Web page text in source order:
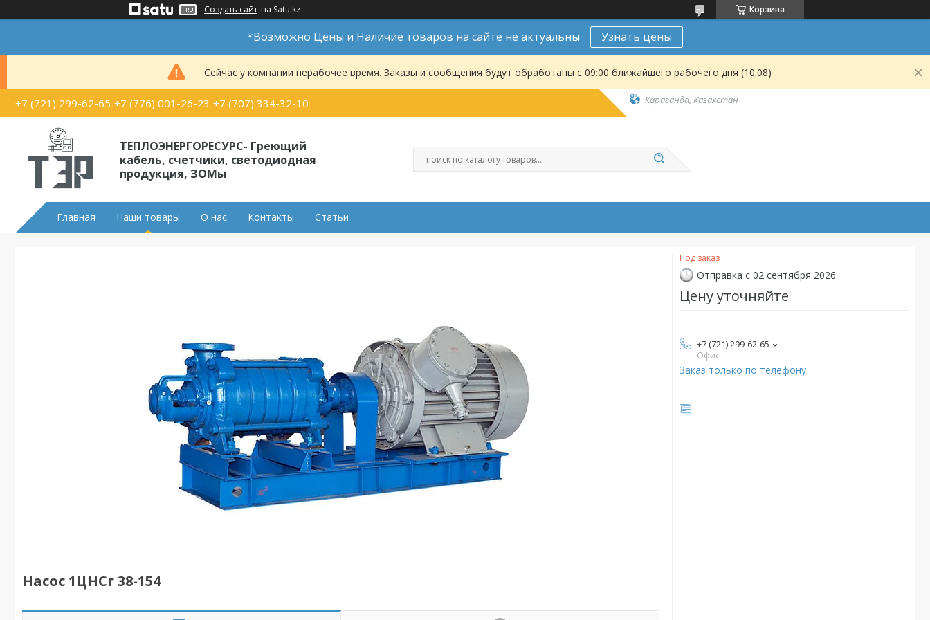
Создать сайт на Satu.kz Корзина
*Возможно Цены и Наличие товаров на сайте не актуальны Узнать цены
Сейчас у компании нерабочее время. Заказы и сообщения будут обработаны с 09:00 ближайшего рабочего дня (10.08)
+7 (721) 299-62-65 +7 (776) 001-26-23 +7 (707) 334-32-10 Караганда, Казахстан
ТЕПЛОЭНЕРГОРЕСУРС- Греющий
кабель, счетчики, светодиодная
продукция, ЗОМы
Главная Наши товары О нас Контакты Статьи
Насос 1ЦНСг 38-154
Под заказ
Отправка с 02 сентября 2026
Цену уточняйте
+7 (721) 299-62-65
Офис
Заказ только по телефону